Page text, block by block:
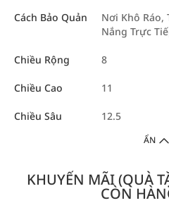
Cách Bảo Quản
Nơi Khô Ráo,
Nắng Trực
Chiều Rộng 8
Chiều Cao 11
Chiều Sâu 12.5
ẨN
KHUYẾN MÃI (QUÀ
CÒN